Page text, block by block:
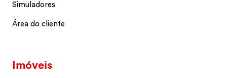
Simuladores
Área do cliente
Imóveis